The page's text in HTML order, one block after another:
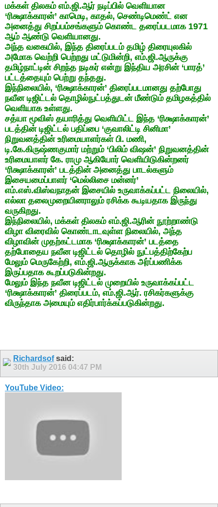
மக்கள் திலகம் எம்.ஜி.ஆர் நடிப்பில் வெளியான
‘ரிக்ஷாக்காரன்’ காமெடி, காதல், செண்டிமெண்ட் என
அனைத்து சிறப்பம்சங்களும் கொண்ட தரைப்படமாக 1971
ஆம் ஆண்டு வெளியானது.
அந்த வகையில், இந்த திரைப்படம் தமிழ் திரையுலகில்
அமோக வெற்றி பெற்றது மட்டுமின்றி, எம்.ஜி.ஆருக்கு
தமிழ்நாட்டின் சிறந்த நடிகர் என்று இந்திய அரசின் ‘பாரத்’
பட்டத்தையும் பெற்று தந்தது.
இந்நிலையில், ‘ரிக்ஷாக்காரன்’ திரைப்படமானது தற்போது
நவீன டிஜிட்டல் தொழில்நுட்பத்துடன் மீண்டும் தமிழகத்தில்
வெளியாக உள்ளது.
சத்யா மூவிஸ் தயாரித்து வெளியிட்ட இந்த ‘ரிக்ஷாக்காரன்’
படத்தின் டிஜிட்டல் பதிப்பை ‘குவாலிட்டி சினிமா’
நிறுவனத்தின் உரிமையாளர்கள் பி. மணி,
டி.கே.கிருஷ்ணகுமார் மற்றும் ‘பிலிம் விஷன்’ நிறுவனத்தின்
உரிமையாளர் கே. ராமு ஆகியோர் வெளியிடுகின்றனர்
‘ரிக்ஷாக்காரன்’ படத்தின் அனைத்து பாடல்களும்
இசையமைப்பாளர் ‘மெல்லிசை மன்னர்’
எம்.எஸ்.விஸ்வநாதன் இசையில் உருவாக்கப்பட்ட நிலையில்,
எல்லா தலைமுறையினராலும் ரசிக்க கூடியதாக இருந்து
வருகிறது.
இந்நிலையில், மக்கள் திலகம் எம்.ஜி.ஆரின் நூற்றாண்டு
விழா விரைவில் கொண்டாடவுள்ள நிலையில், அந்த
விழாவின் முதற்கட்டமாக ‘ரிக்ஷாக்காரன்’ படத்தை
தற்போதைய நவீன டிஜிட்டல் தொழில் நுட்பத்திற்கேற்ப
மேலும் மெருகேற்றி, எம்.ஜி.ஆருக்காக அர்ப்பணிக்க
இருப்பதாக கூறப்படுகின்றது.
மேலும் இந்த நவீன டிஜிட்டல் முறையில் உருவாக்கப்பட்ட
‘ரிக்ஷாக்காரன்’ திரைப்படம், எம்.ஜி.ஆர். ரசிகர்களுக்கு
விருந்தாக அமையும் எதிர்பார்க்கப்படுகின்றது.
Richardsofsaid:
30th July 2016 04:47 PM
YouTube Video: